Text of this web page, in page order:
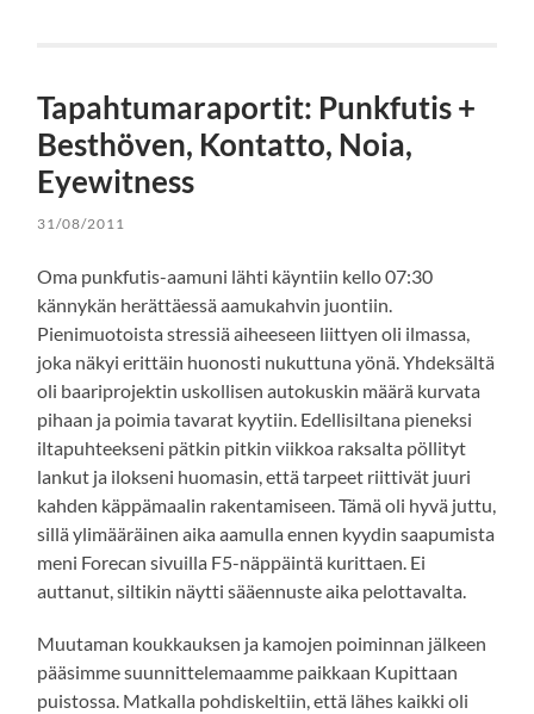
Tapahtumaraportit: Punkfutis +
Besthöven, Kontatto, Noia,
Eyewitness
31/08/2011
Oma punkfutis-aamuni lähti käyntiin kello 07:30
kännykän herättäessä aamukahvin juontiin.
Pienimuotoista stressiä aiheeseen liittyen oli ilmassa,
joka näkyi erittäin huonosti nukuttuna yönä. Yhdeksältä
oli baariprojektin uskollisen autokuskin määrä kurvata
pihaan ja poimia tavarat kyytiin. Edellisiltana pieneksi
iltapuhteekseni pätkin pitkin viikkoa raksalta pöllityt
lankut ja ilokseni huomasin, että tarpeet riittivät juuri
kahden käppämaalin rakentamiseen. Tämä oli hyvä juttu,
sillä ylimääräinen aika aamulla ennen kyydin saapumista
meni Forecan sivuilla F5-näppäintä kurittaen. Ei
auttanut, siltikin näytti sääennuste aika pelottavalta.
Muutaman koukkauksen ja kamojen poiminnan jälkeen
pääsimme suunnittelemaamme paikkaan Kupittaan
puistossa. Matkalla pohdiskeltiin, että lähes kaikki oli